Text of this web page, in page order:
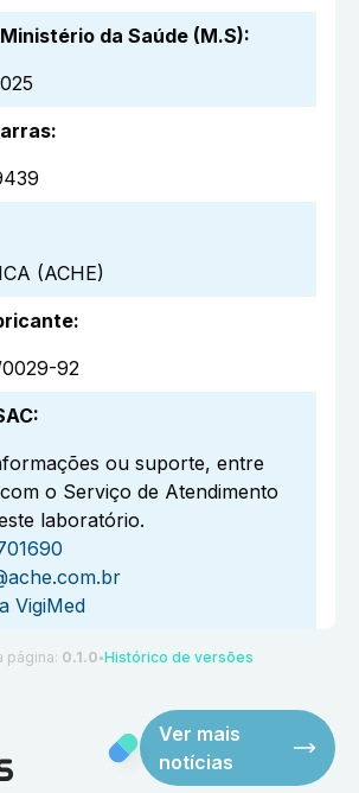
da Saúde (M.S):
:
(ACHE)
:
92
:
ou suporte, entre
o Serviço de Atendimento
laboratório.
VigiMed
página: 0.1.0 ●Histórico de versões
Ver mais
notícias